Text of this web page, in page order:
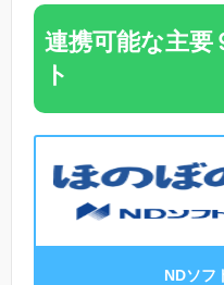
連携可能な主要
ト
NDソフ